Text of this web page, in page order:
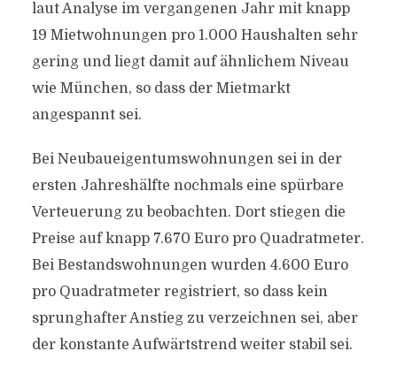
laut Analyse im vergangenen Jahr mit knapp
19 Mietwohnungen pro 1.000 Haushalten sehr
gering und liegt damit auf ähnlichem Niveau
wie München, so dass der Mietmarkt
angespannt sei.
Bei Neubaueigentumswohnungen sei in der
ersten Jahreshälfte nochmals eine spürbare
Verteuerung zu beobachten. Dort stiegen die
Preise auf knapp 7.670 Euro pro Quadratmeter.
Bei Bestandswohnungen wurden 4.600 Euro
pro Quadratmeter registriert, so dass kein
sprunghafter Anstieg zu verzeichnen sei, aber
der konstante Aufwärtstrend weiter stabil sei.